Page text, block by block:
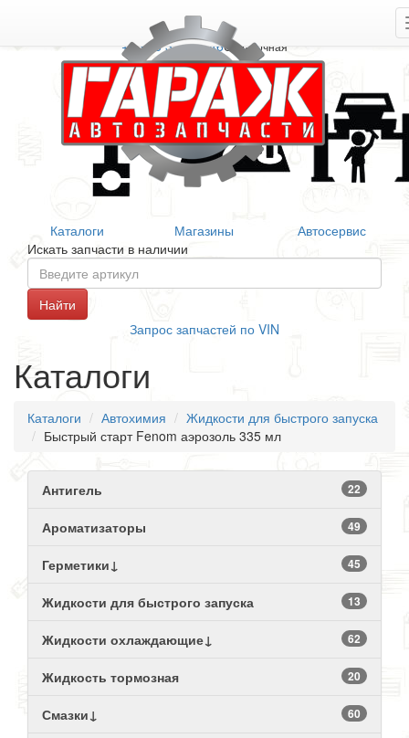
+7 906 377 46 46Справочная
Каталоги Магазины
Автосервис
Искать запчасти в наличии
Запрос запчастей по VIN
Каталоги
Каталоги Автохимия
Жидкости для быстрого запуска
Быстрый старт Fenom аэрозоль 335 мл
Антигель 22
Ароматизаторы 49
Герметики↓ 45
Жидкости для быстрого запуска 13
Жидкости охлаждающие↓ 62
Жидкость тормозная 20
Смазки↓ 60